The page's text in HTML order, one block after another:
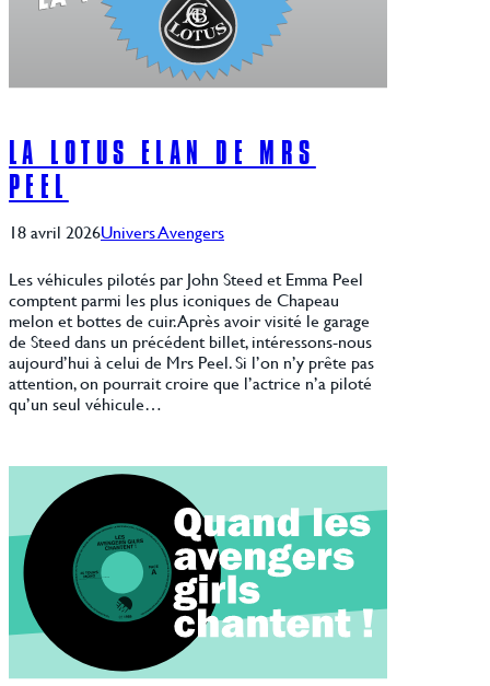
LA LOTUS ELAN DE MRS
PEEL
18 avril 2026Univers Avengers
Les véhicules pilotés par John Steed et Emma Peel
comptent parmi les plus iconiques de Chapeau
melon et bottes de cuir. Après avoir visité le garage
de Steed dans un précédent billet, intéressons-nous
aujourd’hui à celui de Mrs Peel. Si l’on n’y prête pas
attention, on pourrait croire que l’actrice n’a piloté
qu’un seul véhicule…